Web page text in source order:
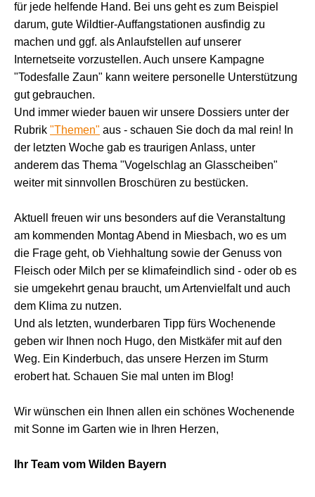
für jede helfende Hand. Bei uns geht es zum Beispiel
darum, gute Wildtier-Auffangstationen ausfindig zu
machen und ggf. als Anlaufstellen auf unserer
Internetseite vorzustellen. Auch unsere Kampagne
"Todesfalle Zaun" kann weitere personelle Unterstützung
gut gebrauchen.
Und immer wieder bauen wir unsere Dossiers unter der
Rubrik "Themen" aus - schauen Sie doch da mal rein! In
der letzten Woche gab es traurigen Anlass, unter
anderem das Thema "Vogelschlag an Glasscheiben"
weiter mit sinnvollen Broschüren zu bestücken.
Aktuell freuen wir uns besonders auf die Veranstaltung
am kommenden Montag Abend in Miesbach, wo es um
die Frage geht, ob Viehhaltung sowie der Genuss von
Fleisch oder Milch per se klimafeindlich sind - oder ob es
sie umgekehrt genau braucht, um Artenvielfalt und auch
dem Klima zu nutzen.
Und als letzten, wunderbaren Tipp fürs Wochenende
geben wir Ihnen noch Hugo, den Mistkäfer mit auf den
Weg. Ein Kinderbuch, das unsere Herzen im Sturm
erobert hat. Schauen Sie mal unten im Blog!
Wir wünschen ein Ihnen allen ein schönes Wochenende
mit Sonne im Garten wie in Ihren Herzen,
Ihr Team vom Wilden Bayern